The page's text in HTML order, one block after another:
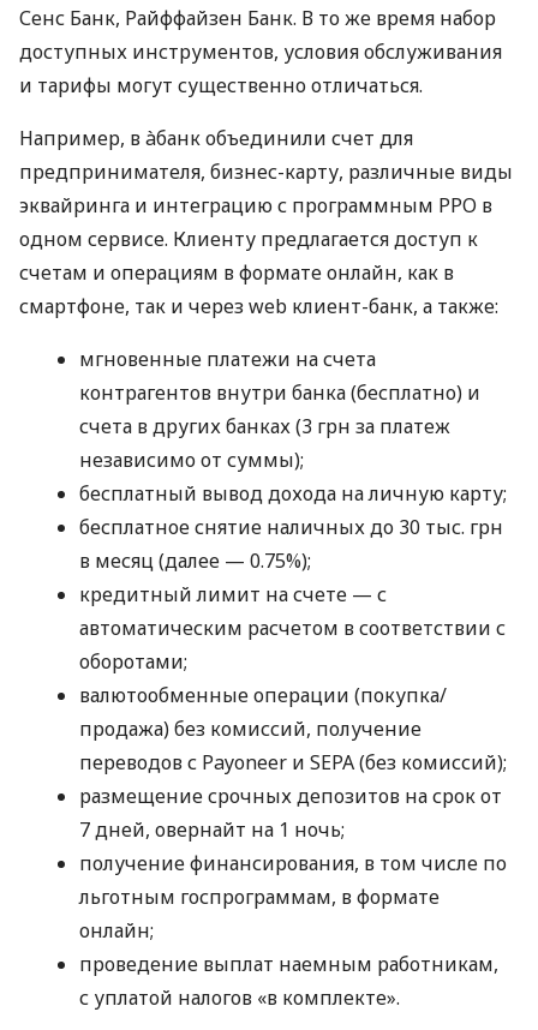
Сенс Банк, Райффайзен Банк. В то же время набор
доступных инструментов, условия обслуживания
и тарифы могут существенно отличаться.
Например, в àбанк объединили счет для
предпринимателя, бизнес-карту, различные виды
эквайринга и интеграцию с программным РРО в
одном сервисе. Клиенту предлагается доступ к
счетам и операциям в формате онлайн, как в
смартфоне, так и через web клиент-банк, а также:
мгновенные платежи на счета
контрагентов внутри банка (бесплатно) и
счета в других банках (3 грн за платеж
независимо от суммы);
бесплатный вывод дохода на личную карту;
бесплатное снятие наличных до 30 тыс. грн
в месяц (далее — 0.75%);
кредитный лимит на счете — с
автоматическим расчетом в соответствии с
оборотами;
валютообменные операции (покупка/
продажа) без комиссий, получение
переводов с Payoneer и SEPA (без комиссий);
размещение срочных депозитов на срок от
7 дней, овернайт на 1 ночь;
получение финансирования, в том числе по
льготным госпрограммам, в формате
онлайн;
проведение выплат наемным работникам,
с уплатой налогов «в комплекте».